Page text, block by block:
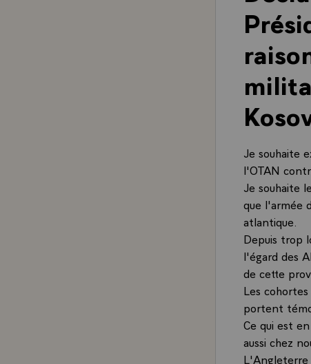
Je souhaite
l'OTAN
Je souhaite
que l'armée
atlantique.
Depuis trop
l'égard des
de cette
Les
portent
Ce qui est
aussi chez
L'Angleterre